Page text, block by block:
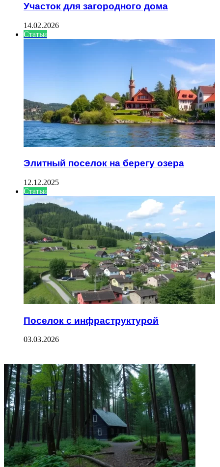
Участок для загородного дома
14.02.2026
Статьи
Элитный поселок на берегу озера
12.12.2025
Статьи
Поселок с инфраструктурой
03.03.2026